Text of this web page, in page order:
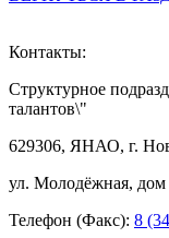
Контакты:
Структурное
талантов\"
629306, ЯНАО, г.
ул. Молодёжная, дом
Телефон (Факс): 8